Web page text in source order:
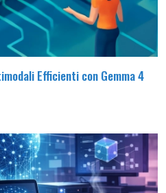
Efficienti con Gemma 4